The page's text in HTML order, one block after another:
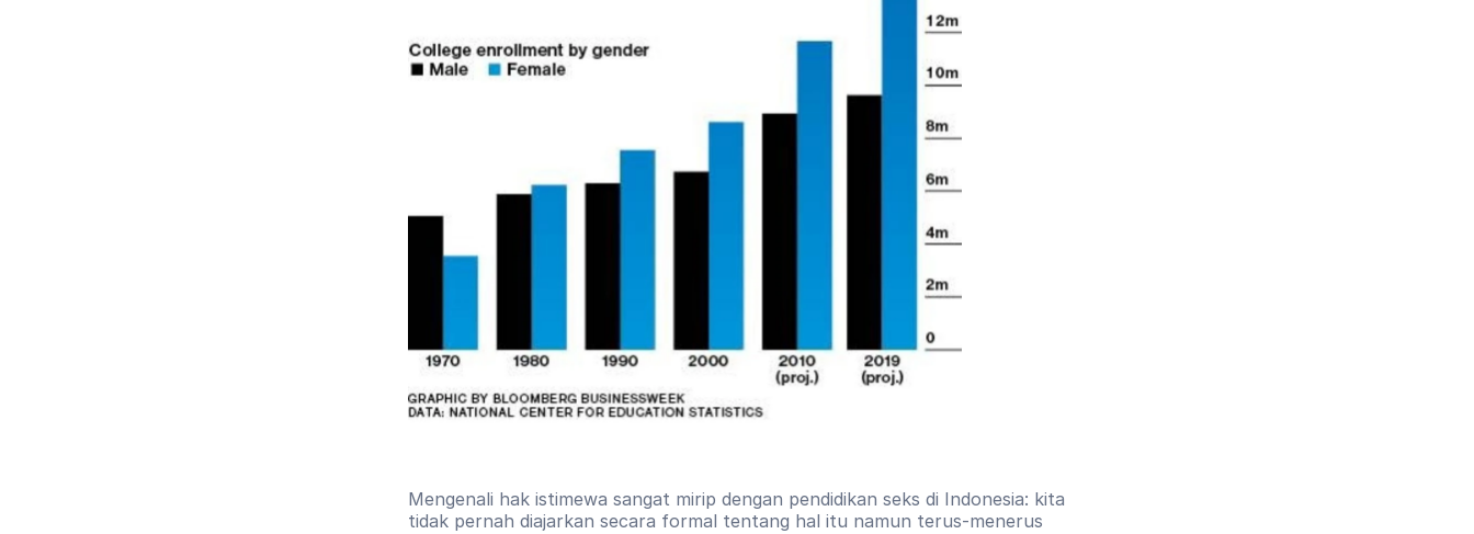
Mengenali hak istimewa sangat mirip dengan pendidikan seks di Indonesia: kita
tidak pernah diajarkan secara formal tentang hal itu namun terus-menerus